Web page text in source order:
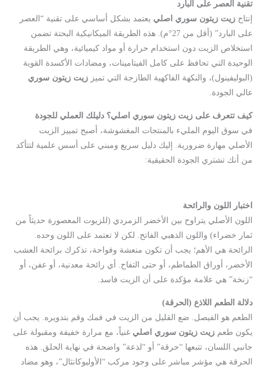
تقنية العصر على البارد
إنتاجزيت زيتون سوري اصلي يعتمد بشكل أساسي على تقنية “العصر
على البارد” (أقل من 27°م). هذه الطريقة الميكانيكية البحتة تضمن
استخلاص الزيت دون استخدام حرارة أو مواد كيميائية، وهي الطريقة
الوحيدة التي تحافظ على كامل الفيتامينات، ومضادات الأكسدة القوية
(البوليفينول)، والنكهة الفاكهية الطازجة التي تميززيت زيتون سوري
عالي الجودة.
كيف تتعرف على زيت زيتون سوري اصلي؟ دليلك العملي للجودة
في سوق اليوم المليء بالمنتجات المغشوشة، أصبح تمييز الزيت
الأصلي مهارة ضرورية. إليك دليل سريع ومبني على أسس علمية لتتأكد
من أنك تشتري الجودة الحقيقية:
اختبار اللون والرائحة
اللون الأصلي يتراوح بين الأخضر الزمردي (للزيوت المعصورة حديثاً من
ثمار خضراء) واللون الذهبي الفاتح. لكن لا تعتمد على اللون وحده.
الرائحة هي الأهم؛ يجب أن تكون منعشة وفواحة، تذكرك برائحة العشب
الأخضر، أوراق الطماطم، أو حتى التفاح. أي رائحة معدنية، أو عفن، أو
“زنخة” هي علامة مؤكدة على أن الزيت فاسد.
دلالة الطعم اللاذع (الحرقة)
الطعم هو الفيصل. ضع القليل من الزيت في فمك وقم بتدويره. يجب أن
يكون طعمزيت زيتون سوري اصلي غنياً، مع مرارة خفيفة ومقبولة على
جانبي اللسان، تتبعها “حرقة” أو “لذعة” واضحة في نهاية الحلق. هذه
الحرقة هي مؤشر مباشر على وجود مركب “الأوليوكانثال”، وهو مضاد